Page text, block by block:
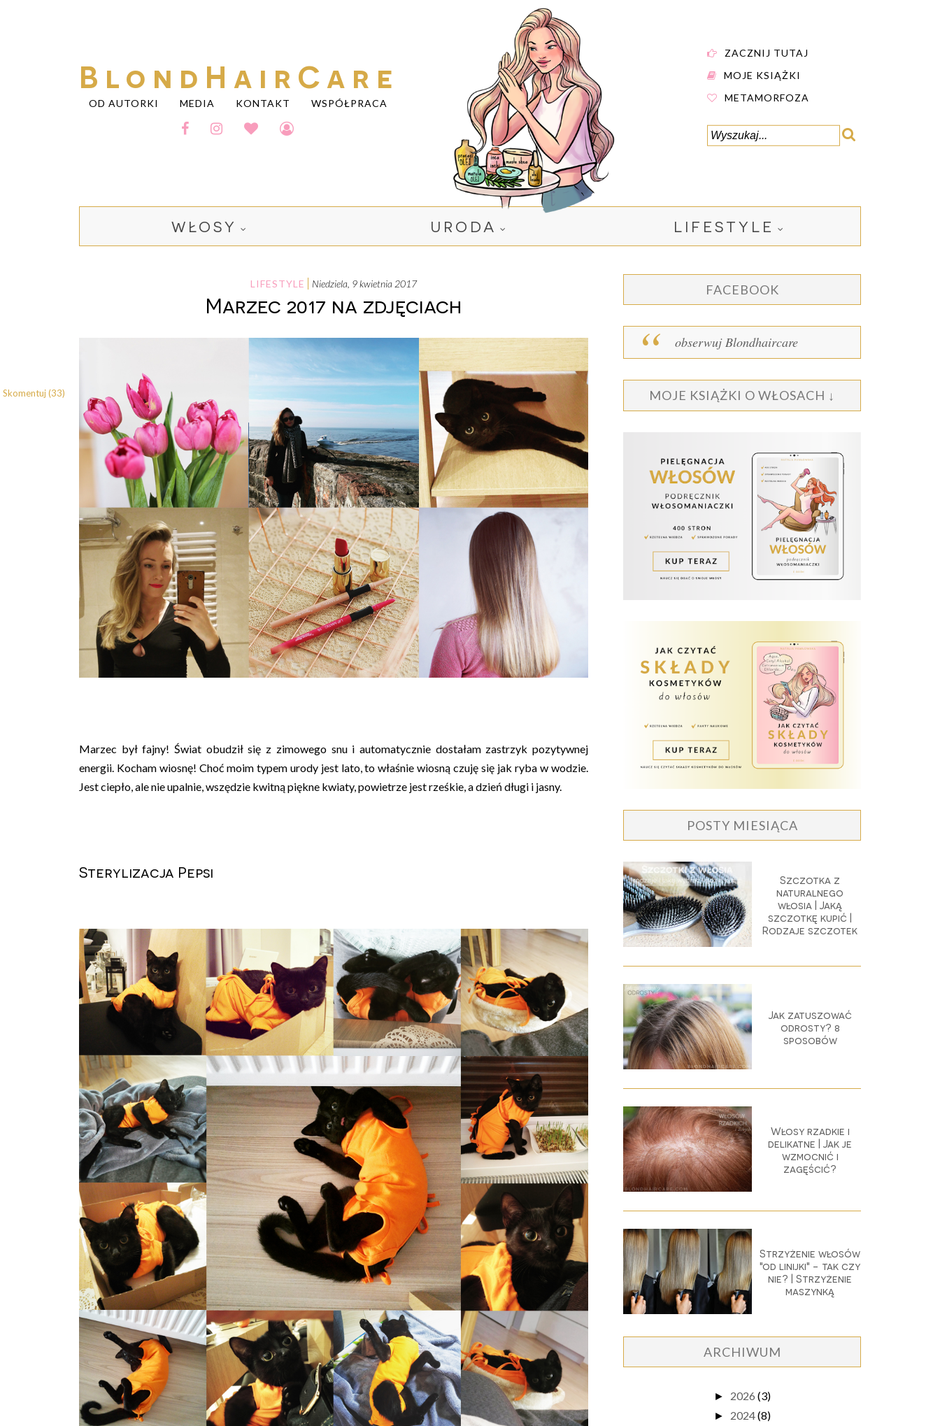
BlondHairCare
OD AUTORKI MEDIA KONTAKT WSPÓŁPRACA
ZACZNIJ TUTAJ
MOJE KSIĄŻKI
METAMORFOZA
WŁOSY URODA LIFESTYLE
LIFESTYLE niedziela, 9 kwietnia 2017
Marzec 2017 na zdjęciach
Marzec był fajny! Świat obudził się z zimowego snu i automatycznie dostałam zastrzyk pozytywnej
energii. Kocham wiosnę! Choć moim typem urody jest lato, to właśnie wiosną czuję się jak ryba w wodzie.
Jest ciepło, ale nie upalnie, wszędzie kwitną piękne kwiaty, powietrze jest rześkie, a dzień długi i jasny.
Sterylizacja Pepsi
Skomentuj (33)
FACEBOOK
obserwuj Blondhaircare
MOJE KSIĄŻKI O WŁOSACH ↓
POSTY MIESIĄCA
Szczotka z
naturalnego
włosia | Jaką
szczotkę kupić |
Rodzaje szczotek
Jak zatuszować
odrosty? 8
sposobów
Włosy rzadkie i
delikatne | Jak je
wzmocnić i
zagęścić?
Strzyżenie włosów
"od linijki" - tak czy
nie? | Strzyżenie
maszynką
ARCHIWUM
► 2026 (3)
► 2024(8)